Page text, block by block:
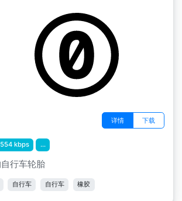
详情 下载
kbps ...
行车轮胎
自行车 自行车 橡胶